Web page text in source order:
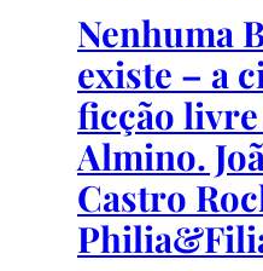
Nenhuma
existe – a
ficção livre
Almino.
Castro